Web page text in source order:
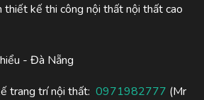
thiết kế thi công nội thất nội thất cao
- Đà Nẵng
trang trí nội thất: 0971982777 (Mr